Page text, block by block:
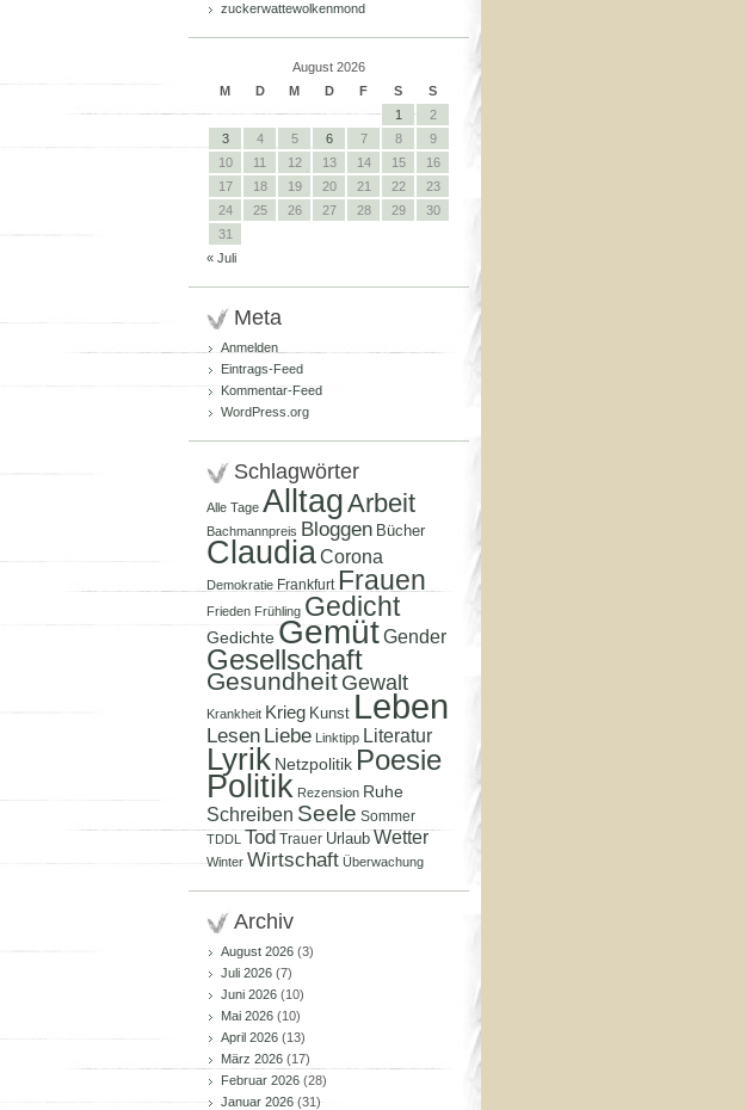
zuckerwattewolkenmond
August 2026
M
D M D F S
S
1
2
3
4 5 6 7 8
9
10
11 12 13 14 15
16
17
18 19 20 21 22
23
24
25 26 27 28 29
30
31
« Juli
Meta
Anmelden
Eintrags-Feed
Kommentar-Feed
WordPress.org
Schlagwörter
Alle Tage AlltagArbeit
Bachmannpreis Bloggen Bücher
ClaudiaCorona
Demokratie Frankfurt Frauen
Frieden Frühling Gedicht
Gedichte GemütGender
Gesellschaft
Gesundheit Gewalt
Krankheit Krieg Kunst Leben
Lesen Liebe Linktipp Literatur
Lyrik Netzpolitik Poesie
Politik Rezension Ruhe
Schreiben Seele Sommer
TDDL Tod Trauer Urlaub Wetter
Winter Wirtschaft Überwachung
Archiv
August 2026 (3)
Juli 2026 (7)
Juni 2026 (10)
Mai 2026 (10)
April 2026 (13)
März 2026 (17)
Februar 2026 (28)
Januar 2026 (31)